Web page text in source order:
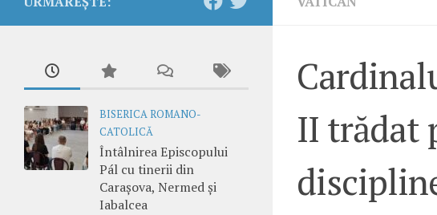
II trădat
BISERICA ROMANO-
CATOLICĂ
Întâlnirea Episcopului
Pál cu tinerii din
Carașova, Nermed și
Iabalcea